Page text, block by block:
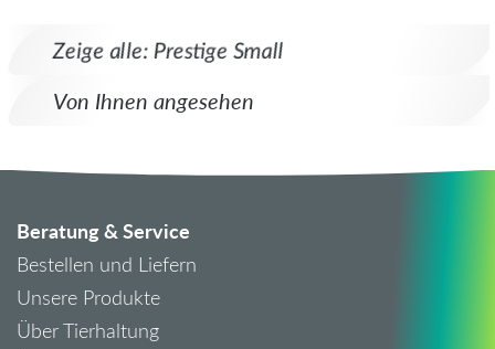
Zeige alle: Prestige Small
Von Ihnen angesehen
Beratung & Service
Bestellen und Liefern
Unsere Produkte
Über Tierhaltung